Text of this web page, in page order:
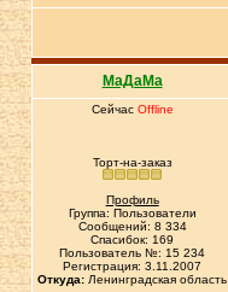
МаДаМа
Сейчас Offline
Торт-на-заказ
Профиль
Группа: Пользователи
Сообщений: 8 334
Спасибок: 169
Пользователь №: 15 234
Регистрация: 3.11.2007
Откуда: Ленинградская область